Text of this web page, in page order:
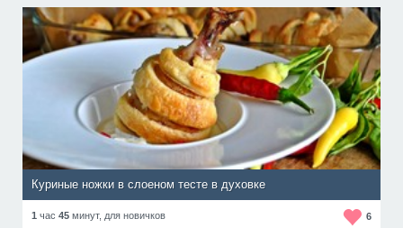
Куриные ножки в слоеном тесте в духовке
1 час 45 минут, для новичков 6